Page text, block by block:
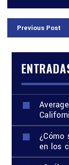
Previous Post
en los